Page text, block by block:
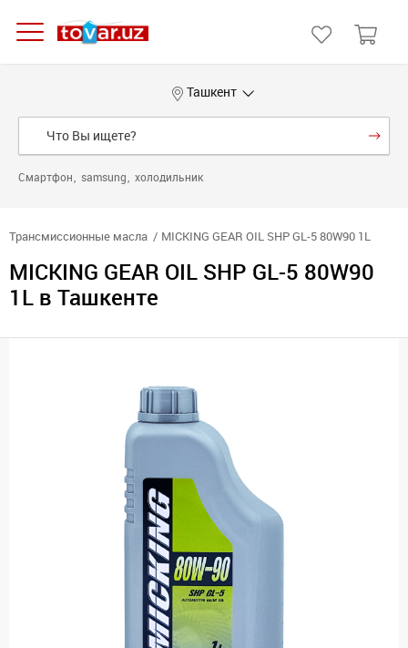
Ташкент
Смартфон samsung холодильник
Трансмиссионные масла MICKING GEAR OIL SHP GL-5 80W90 1L
MICKING GEAR OIL SHP GL-5 80W90
1L в Ташкенте